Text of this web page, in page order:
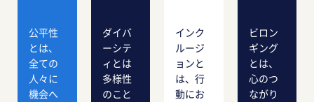
公平性
とは、
全ての
人々に
機会へ
ダイバ
ーシテ
ィとは
多様性
のこと
インク
ルージ
ョンと
は、行
動にお
ビロン
ギング
とは、
心のつ
ながり